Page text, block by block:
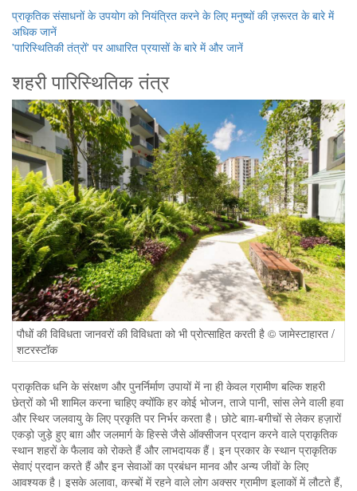
प्राकृतिक संसाधनों के उपयोग को नियंत्रित करने के लिए मनुष्यों की ज़रूरत के बारे में
अधिक जानें
'पारिस्थितिकी तंत्रों' पर आधारित प्रयासों के बारे में और जानें
शहरी पारिस्थितिक तंत्र
पौधों की विविधता जानवरों की विविधता को भी प्रोत्साहित करती है © जामेस्टाहारत /
शटरस्टॉक
प्राकृतिक धनि के संरक्षण और पुनर्निर्माण उपायों में ना ही केवल ग्रामीण बल्कि शहरी
छेत्रों को भी शामिल करना चाहिए क्योंकि हर कोई भोजन, ताजे पानी, सांस लेने वाली हवा
और स्थिर जलवायु के लिए प्रकृति पर निर्भर करता है। छोटे बाग़-बगीचों से लेकर हज़ारों
एकड़ो जुड़े हुए बाग़ और जलमार्ग के हिस्से जैसे ऑक्सीजन प्रदान करने वाले प्राकृतिक
स्थान शहरों के फैलाव को रोकते हैं और लाभदायक हैं। इन प्रकार के स्थान प्राकृतिक
सेवाएं प्रदान करते हैं और इन सेवाओं का प्रबंधन मानव और अन्य जीवों के लिए
आवश्यक है। इसके अलावा, कस्बों में रहने वाले लोग अक्सर ग्रामीण इलाकों में लौटते हैं,